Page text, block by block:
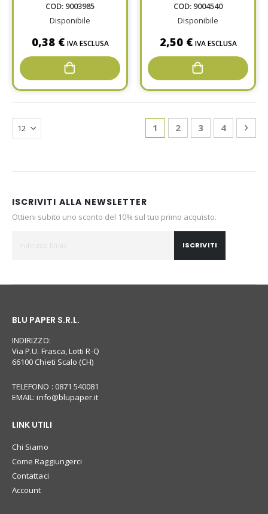
COD: 9003985
Disponibile
0,38 € IVA ESCLUSA
COD: 9004540
Disponibile
2,50 € IVA ESCLUSA
Page
You're currently reading
1 Page
2 Page
3 Page
4
ISCRIVITI ALLA NEWSLETTER
Ottieni subito uno sconto del 10% sul tuo primo acquisto.
ISCRIVITI
BLU PAPER S.R.L.
INDIRIZZO:
Via P.U. Frasca, Lotti R-Q
66100 Chieti Scalo (CH)
TELEFONO : 0871 540081
EMAIL:info@blupaper.it
LINK UTILI
Chi Siamo
Come Raggiungerci
Contattaci
Account